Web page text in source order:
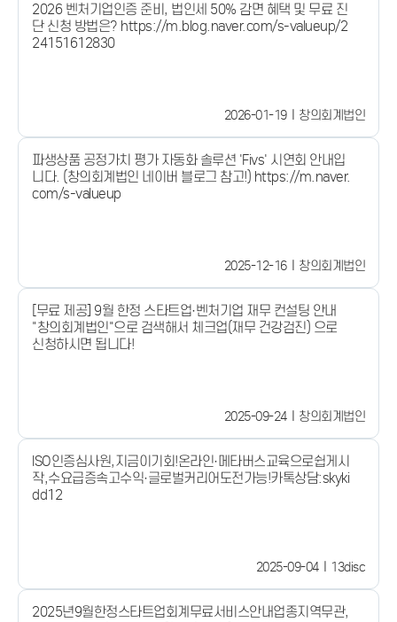
2026 벤처기업인증 준비, 법인세 50% 감면 혜택 및 무료 진
단 신청 방법은? https://m.blog.naver.com/s-valueup/2
24151612830
2026-01-19 창의회계법인
파생상품 공정가치 평가 자동화 솔루션 'Fivs' 시연회 안내입
니다. (창의회계법인 네이버 블로그 참고!) https://m.naver.
com/s-valueup
2025-12-16 창의회계법인
[무료 제공] 9월 한정 스타트업·벤처기업 재무 컨설팅 안내
"창의회계법인"으로 검색해서 체크업(재무 건강검진) 으로
신청하시면 됩니다!
2025-09-24 창의회계법인
ISO인증심사원,지금이기회!온라인·메타버스교육으로쉽게시
작,수요급증속고수익·글로벌커리어도전가능!카톡상담:skyki
dd12
2025-09-04 13disc
2025년9월한정스타트업회계무료서비스안내업종지역무관,